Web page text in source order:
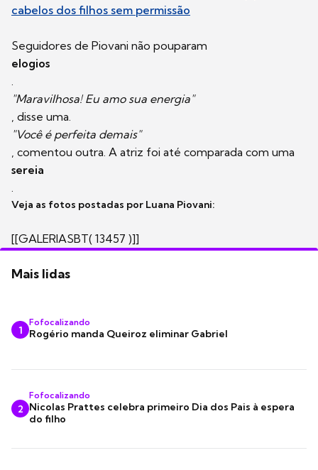
cabelos dos filhos sem permissão
Seguidores de Piovani não pouparam
elogios
"Maravilhosa! Eu amo sua energia"
, disse uma.
"Você é perfeita demais"
, comentou outra. A atriz foi até comparada com uma
sereia
Veja as fotos postadas por Luana Piovani:
[[GALERIASBT( 13457 )]]
Mais lidas
1
Fofocalizando
Rogério manda Queiroz eliminar Gabriel
2
Fofocalizando
Nicolas Prattes celebra primeiro Dia dos Pais à espera
do filho